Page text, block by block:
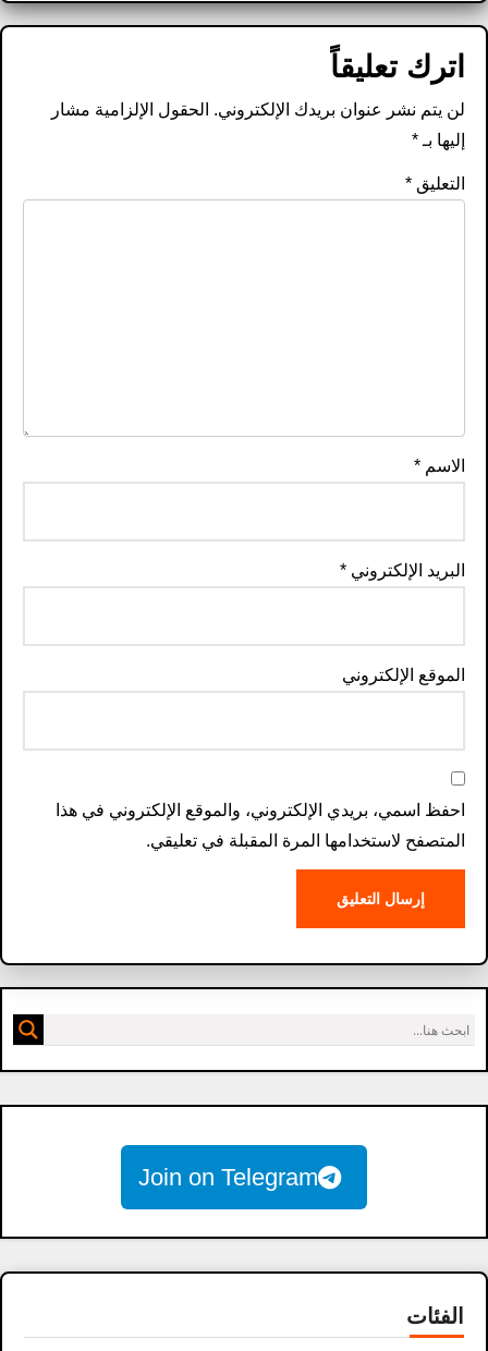
اترك تعليقاً
لن يتم نشر عنوان بريدك الإلكتروني. الحقول الإلزامية مشار
إليها بـ*
التعليق*
الاسم*
البريد الإلكتروني*
الموقع الإلكتروني
احفظ اسمي، بريدي الإلكتروني، والموقع الإلكتروني في هذا
المتصفح لاستخدامها المرة المقبلة في تعليقي.
Join on Telegram
الفئات